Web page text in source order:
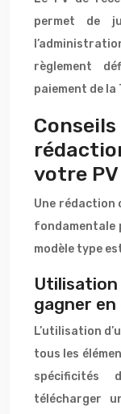
permet de
règlement
paiement de la
votre PV
Une rédaction
fondamentale
modèle type
gagner
L’utilisation
tous les
spécificités
télécharger